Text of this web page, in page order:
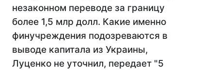
незаконном переводе за границу
более 1,5 млр долл. Какие именно
финучреждения подозреваются в
выводе капитала из Украины,
Луценко не уточнил, передает "5